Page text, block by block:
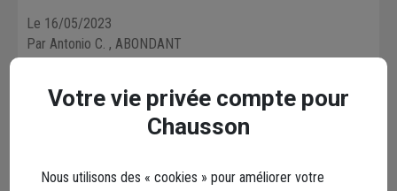
Le 16/05/2023
Par Antonio C. , ABONDANT
En complément
Votre vie privée compte pour
Chausson
Nous utilisons des « cookies » pour améliorer votre